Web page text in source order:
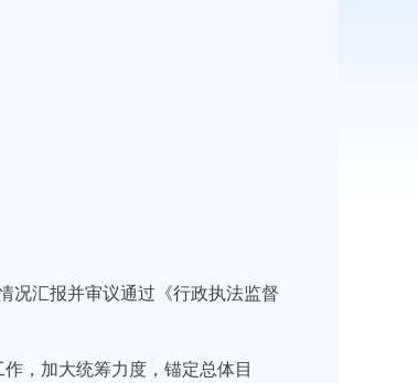
况汇报并审议通过《行政执法监督
，加大统筹力度，锚定总体目